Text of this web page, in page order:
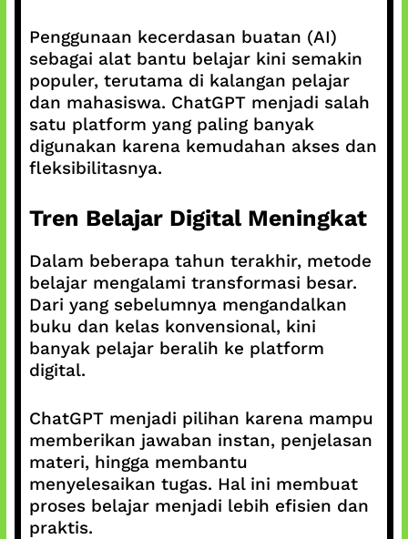
Penggunaan kecerdasan buatan (AI)
sebagai alat bantu belajar kini semakin
populer, terutama di kalangan pelajar
dan mahasiswa. ChatGPT menjadi salah
satu platform yang paling banyak
digunakan karena kemudahan akses dan
fleksibilitasnya.
Tren Belajar Digital Meningkat
Dalam beberapa tahun terakhir, metode
belajar mengalami transformasi besar.
Dari yang sebelumnya mengandalkan
buku dan kelas konvensional, kini
banyak pelajar beralih ke platform
digital.
ChatGPT menjadi pilihan karena mampu
memberikan jawaban instan, penjelasan
materi, hingga membantu
menyelesaikan tugas. Hal ini membuat
proses belajar menjadi lebih efisien dan
praktis.